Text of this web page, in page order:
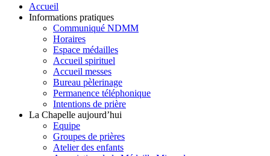
Accueil
Informations pratiques
Communiqué NDMM
Horaires
Espace médailles
Accueil spirituel
Accueil messes
Bureau pèlerinage
Permanence téléphonique
Intentions de prière
La Chapelle aujourd’hui
Equipe
Groupes de prières
Atelier des enfants